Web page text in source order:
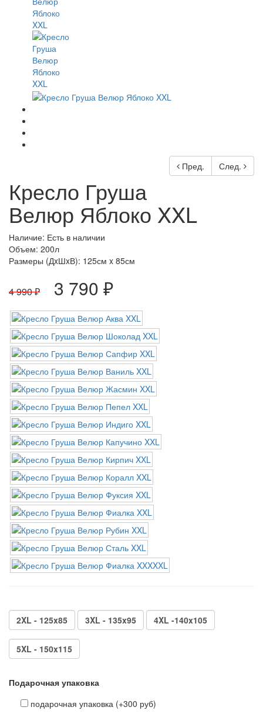
Пред. След.
Кресло Груша
Велюр Яблоко XXL
Наличие: Есть в наличии
Объем: 200л
Размеры (ДxШxВ): 125см x 85см
4 990 ₽ 3 790 ₽
2XL - 125x85 3XL - 135x95 4XL -140x105
5XL - 150x115
Подарочная упаковка
подарочная упаковка (+300 руб)